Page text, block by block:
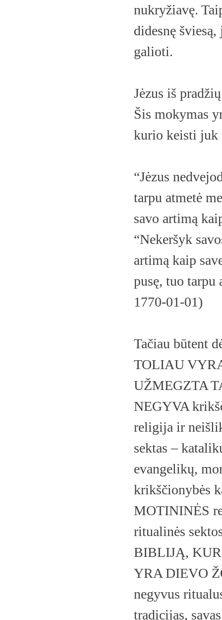
nukryžiavę.
didesnę
galioti.
Jėzus iš
Šis mokymas
kurio keisti juk
“Jėzus
tarpu atmetė
savo artimą
“Nekeršyk
artimą kaip
pusę, tuo tarpu
1770-01-01)
Tačiau būtent
TOLIAU
UŽMEGZTA
NEGYVA
religija ir
sektas –
evangelikų,
krikščionybės
MOTININĖS
ritualinės
BIBLIJĄ,
YRA DIEVO
negyvus
tradicijas,